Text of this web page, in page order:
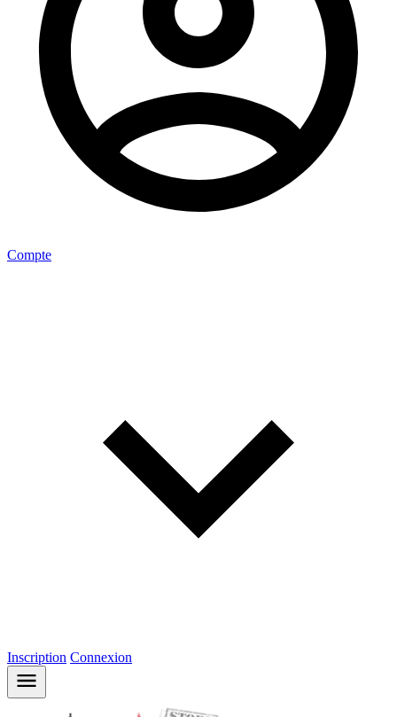
Compte
Inscription Connexion